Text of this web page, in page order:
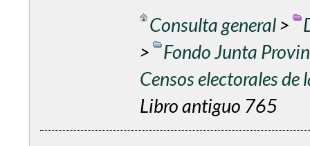
Consulta general>
>
Fondo Junta
Censos electorales
Libro antiguo 765